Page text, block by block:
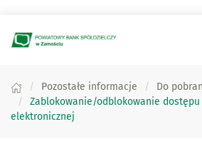
Pozostałe informacje Do
Zablokowanie/odblokowanie
elektronicznej